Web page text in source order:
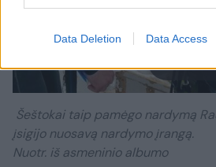
Data Deletion Data Access
Šeštokai taip pamėgo nardymą
įsigijo nuosavą nardymo įrangą.
Nuotr. iš asmeninio albumo